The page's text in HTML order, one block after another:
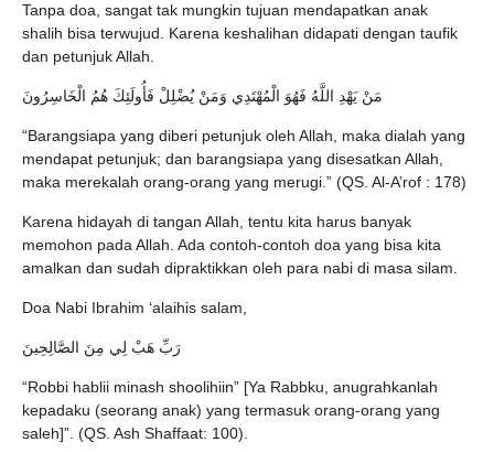
Tanpa doa, sangat tak mungkin tujuan mendapatkan anak
shalih bisa terwujud. Karena keshalihan didapati dengan taufik
dan petunjuk Allah.
مَنْ يَهْدِ اللَّهُ فَهُوَ الْمُهْتَدِي وَمَنْ يُضْلِلْ فَأُولَئِكَ هُمُ الْخَاسِرُونَ
“Barangsiapa yang diberi petunjuk oleh Allah, maka dialah yang
mendapat petunjuk; dan barangsiapa yang disesatkan Allah,
maka merekalah orang-orang yang merugi.” (QS. Al-A’rof : 178)
Karena hidayah di tangan Allah, tentu kita harus banyak
memohon pada Allah. Ada contoh-contoh doa yang bisa kita
amalkan dan sudah dipraktikkan oleh para nabi di masa silam.
Doa Nabi Ibrahim ‘alaihis salam,
رَبِّ هَبْ لِي مِنَ الصَّالِحِينَ
“Robbi hablii minash shoolihiin” [Ya Rabbku, anugrahkanlah
kepadaku (seorang anak) yang termasuk orang-orang yang
saleh]”. (QS. Ash Shaffaat: 100).